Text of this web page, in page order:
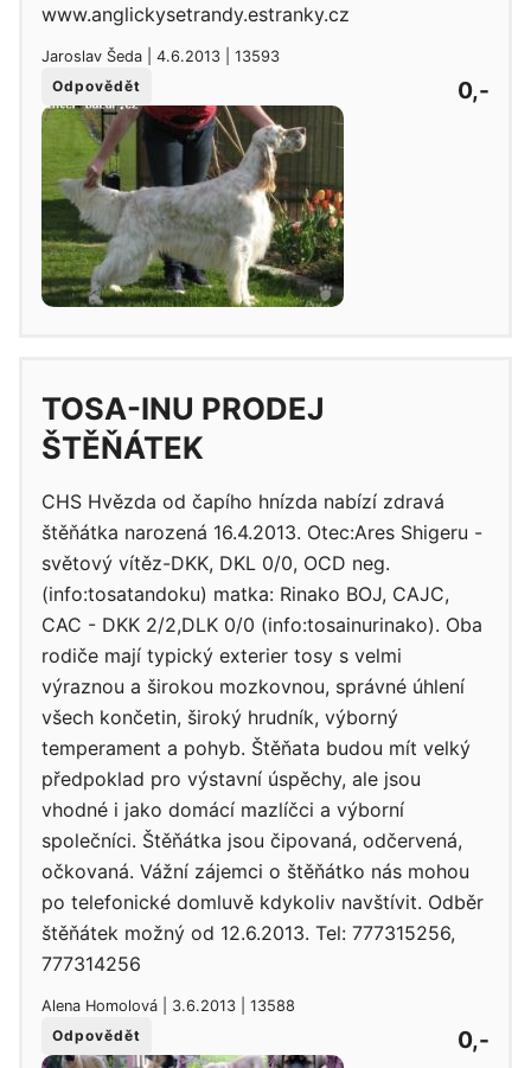
www.anglickysetrandy.estranky.cz
Jaroslav Šeda | 4.6.2013 | 13593
Odpovědět
0,-
TOSA-INU PRODEJ
ŠTĚŇÁTEK
CHS Hvězda od čapího hnízda nabízí zdravá
štěňátka narozená 16.4.2013. Otec:Ares Shigeru -
světový vítěz-DKK, DKL 0/0, OCD neg.
(info:tosatandoku) matka: Rinako BOJ, CAJC,
CAC - DKK 2/2,DLK 0/0 (info:tosainurinako). Oba
rodiče mají typický exterier tosy s velmi
výraznou a širokou mozkovnou, správné úhlení
všech končetin, široký hrudník, výborný
temperament a pohyb. Štěňata budou mít velký
předpoklad pro výstavní úspěchy, ale jsou
vhodné i jako domácí mazlíčci a výborní
společníci. Štěňátka jsou čipovaná, odčervená,
očkovaná. Vážní zájemci o štěňátko nás mohou
po telefonické domluvě kdykoliv navštívit. Odběr
štěňátek možný od 12.6.2013. Tel: 777315256,
777314256
Alena Homolová | 3.6.2013 | 13588
Odpovědět
0,-